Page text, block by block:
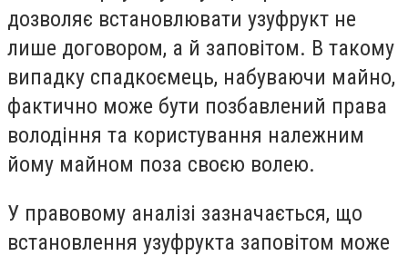
дозволяє встановлювати узуфрукт не
лише договором, а й заповітом. В такому
випадку спадкоємець, набуваючи майно,
фактично може бути позбавлений права
володіння та користування належним
йому майном поза своєю волею.
У правовому аналізі зазначається, що
встановлення узуфрукта заповітом може